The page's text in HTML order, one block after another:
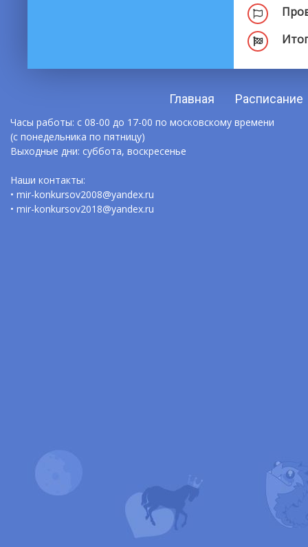
Главная Расписание
Часы работы: с 08-00 до 17-00 по московскому времени
(с понедельника по пятницу)
Выходные дни: суббота, воскресенье
Наши контакты:
• mir-konkursov2008@yandex.ru
• mir-konkursov2018@yandex.ru